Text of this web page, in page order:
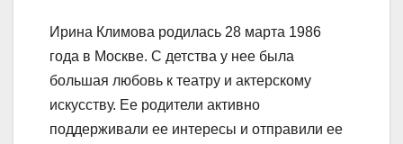
Ирина Климова родилась 28 марта 1986
года в Москве. С детства у нее была
большая любовь к театру и актерскому
искусству. Ее родители активно
поддерживали ее интересы и отправили ее